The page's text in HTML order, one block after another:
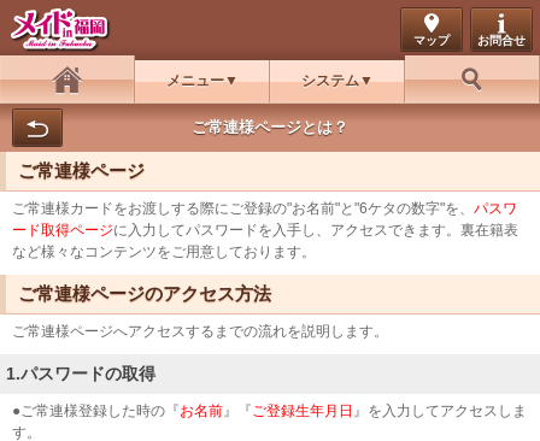
マップ お問合せ
ホーム
メニュー システム
お好み検索
ご常連様ページとは？
ご常連様ページ
ご常連様カードをお渡しする際にご登録の"お名前"と"6ケタの数字"を、 パスワ
ード取得ページに入力してパスワードを入手し、アクセスできます。裏在籍表
など様々なコンテンツをご用意しております。
ご常連様ページのアクセス方法
ご常連様ページへアクセスするまでの流れを説明します。
1.パスワードの取得
●ご常連様登録した時の『お名前』『ご登録生年月日 』を入力してアクセスしま
す。